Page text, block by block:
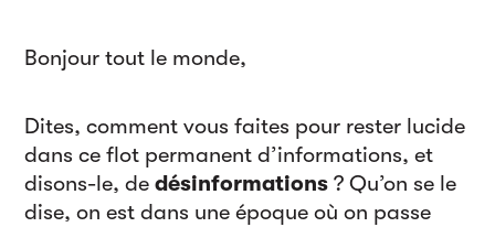
Bonjour tout le monde,
Dites, comment vous faites pour rester lucide
dans ce flot permanent d’informations, et
disons-le, dedésinformations ? Qu’on se le
dise, on est dans une époque où on passe